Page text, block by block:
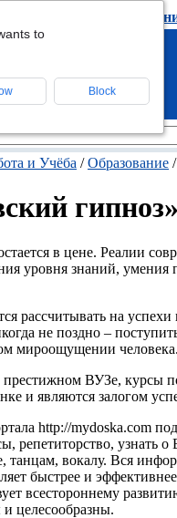
удалить
и Учёба /Образование
в цене. Реалии
уровня знаний, умения
рассчитывать на
не поздно –
мироощущении
престижном ВУЗе,
и являются залогом
http://mydoska.com
репетиторство, узнать
вокалу. Вся
быстрее и
всестороннему
целесообразны.
to
Block